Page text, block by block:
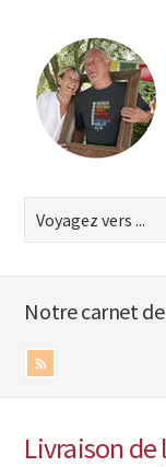
Notre carnet
Livraison